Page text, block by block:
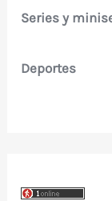
Series y
Deportes